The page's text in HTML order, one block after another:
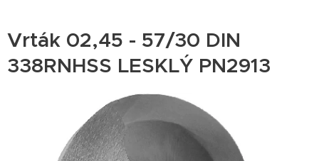
Vrták 02,45 - 57/30 DIN
338RNHSS LESKLÝ PN2913